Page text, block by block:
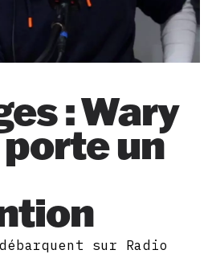
: Wary
un
sur Radio